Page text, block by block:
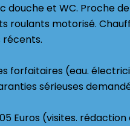
douche et WC. Proche
roulants motorisé.
forfaitaires (eau.
sérieuses
Euros (visites. rédaction